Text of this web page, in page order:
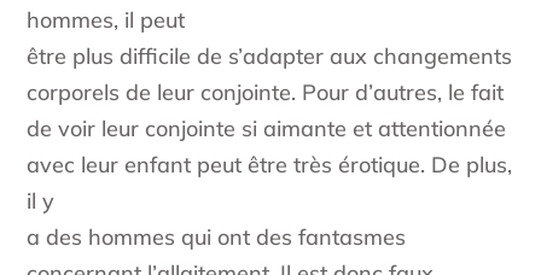
hommes, il peut
être plus difficile de s’adapter aux changements
corporels de leur conjointe. Pour d’autres, le fait
de voir leur conjointe si aimante et attentionnée
avec leur enfant peut être très érotique. De plus,
il y
a des hommes qui ont des fantasmes